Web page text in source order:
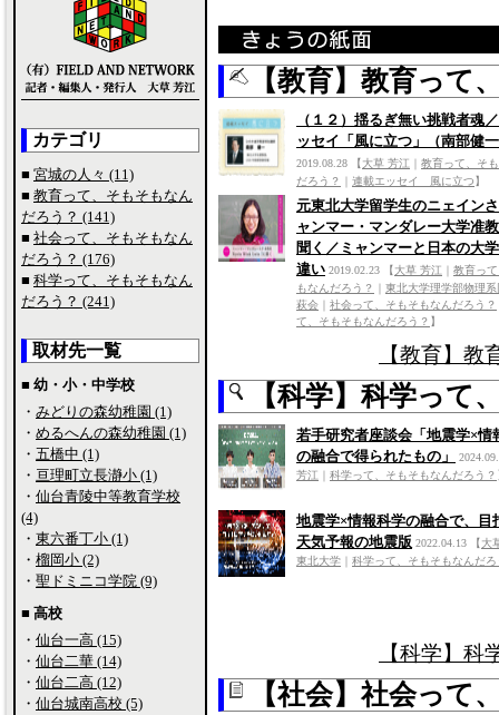
【教育】教育って
（１２）揺るぎ無い挑戦者魂
ッセイ「風に立つ」（南部健
2019.08.28 【大草 芳江
教育って、そ
だろう？
連載エッセイ 風に立つ】
元東北大学留学生のニェイン
ャンマー・マンダレー大学准
聞く／ミャンマーと日本の大
違い 2019.02.23 【大草 芳江
教育っ
もなんだろう？
東北大学理学部物理
萩会
社会って、そもそもなんだろう？
て、そもそもなんだろう？ 】
【教育】
【科学】科学って
若手研究者座談会「地震学×情
の融合で得られたもの」
芳江
科学って、そもそもなんだろう？
地震学×情報科学の融合で、目
天気予報の地震版 2022.04.13 【大
東北大学
科学って、そもそもなんだろ
【科学】
【社会】社会って
カテゴリ
■ 宮城の人々 (11)
■ 教育って、そもそもなん
だろう？ (141)
■ 社会って、そもそもなん
だろう？ (176)
■ 科学って、そもそもなん
だろう？ (241)
取材先一覧
■ 幼・小・中学校
・ みどりの森幼稚園 (1)
・ めるへんの森幼稚園 (1)
・ 五橋中 (1)
・ 亘理町立長瀞小 (1)
・ 仙台青陵中等教育学校
(4)
・ 東六番丁小 (1)
・ 榴岡小 (2)
・ 聖ドミニコ学院 (9)
■ 高校
・ 仙台一高 (15)
・ 仙台二華 (14)
・ 仙台二高 (12)
・ 仙台城南高校 (5)